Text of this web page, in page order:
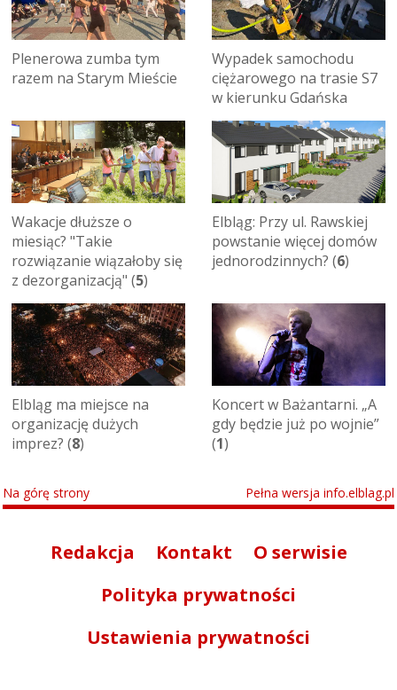
Plenerowa zumba tym
razem na Starym Mieście
Wypadek samochodu
ciężarowego na trasie S7
w kierunku Gdańska
Wakacje dłuższe o
miesiąc? "Takie
rozwiązanie wiązałoby się
z dezorganizacją" (5)
Elbląg: Przy ul. Rawskiej
powstanie więcej domów
jednorodzinnych? (6)
Elbląg ma miejsce na
organizację dużych
imprez? (8)
Koncert w Bażantarni. „A
gdy będzie już po wojnie”
(1)
Na górę strony Pełna wersja info.elblag.pl
Redakcja Kontakt
O serwisie
Polityka prywatności
Ustawienia prywatności